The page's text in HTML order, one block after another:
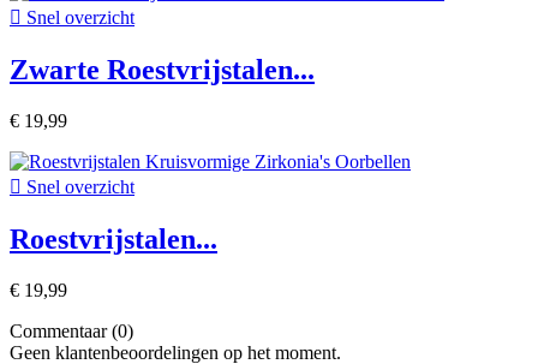
 Snel overzicht
Zwarte Roestvrijstalen...
€ 19,99
 Snel overzicht
Roestvrijstalen...
€ 19,99
Commentaar (0)
Geen klantenbeoordelingen op het moment.